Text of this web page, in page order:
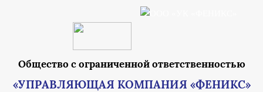
Общество с ограниченной ответственностью
«УПРАВЛЯЮЩАЯ КОМПАНИЯ «ФЕНИКС»